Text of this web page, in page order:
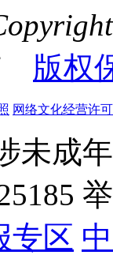
版权
网络文化经营许
未成
专区